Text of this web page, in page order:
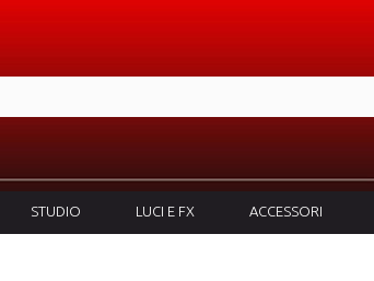
STUDIO LUCI E FX ACCESSORI